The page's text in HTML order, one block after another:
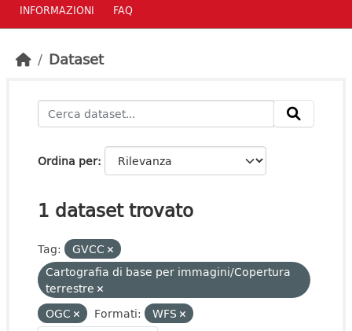
INFORMAZIONI FAQ
Dataset
Ordina per
1 dataset trovato
Tag:
GVCC
Cartografia di base per immagini/Copertura
terrestre
OGC
Formati:
WFS